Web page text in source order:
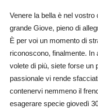
Venere la bella è nel
grande Giove, pieno di
È per voi un momento di
riconoscono, finalmente.
volete di più, siete forse un
passionale vi rende
contenervi nemmeno il
esagerare specie giovedì